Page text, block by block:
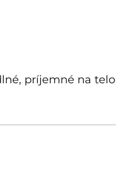
z 5 hviezdičiek
príjemné na telo